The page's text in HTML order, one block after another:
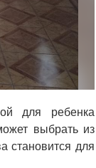
для ребенка
выбрать из
становится для